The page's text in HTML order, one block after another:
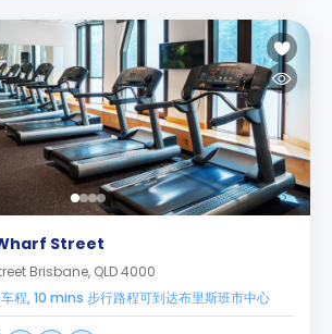
Street
Brisbane, QLD 4000
程, 10 mins 步行路程可到达布里斯班市中心